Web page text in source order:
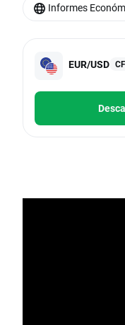
EUR/USD
Informes